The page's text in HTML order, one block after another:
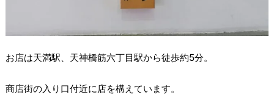
お店は天満駅、天神橋筋六丁目駅から徒歩約5分。
商店街の入り口付近に店を構えています。